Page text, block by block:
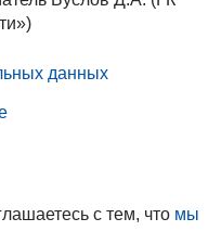
данных
с тем, что мы